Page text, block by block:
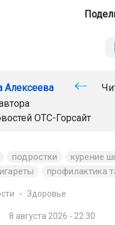
Алексеева
ОТС-Горсайт
подростки
курение
профилактика
Здоровье
8 августа 2026 - 22:30